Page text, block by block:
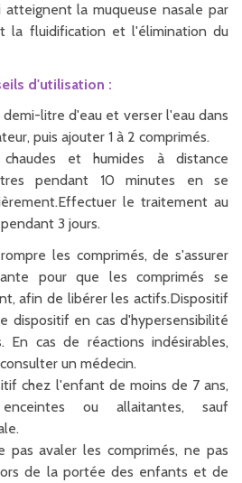
atteignent la muqueuse nasale par
la fluidification et l'élimination du
d'utilisation :
demi-litre d'eau et verser l'eau dans
puis ajouter 1 à 2 comprimés.
et humides à distance
pendant 10 minutes en se
le traitement au
3 jours.
les comprimés, de s'assurer
pour que les comprimés se
afin de libérer les actifs.Dispositif
dispositif en cas d'hypersensibilité
En cas de réactions indésirables,
un médecin.
chez l'enfant de moins de 7 ans,
ou allaitantes, sauf
pas avaler les comprimés, ne pas
de la portée des enfants et de